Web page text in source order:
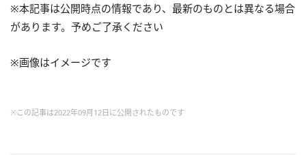
※本記事は公開時点の情報であり、最新のものとは異なる場合
があります。予めご了承ください
※画像はイメージです
※この記事は2022年09月12日に公開されたものです